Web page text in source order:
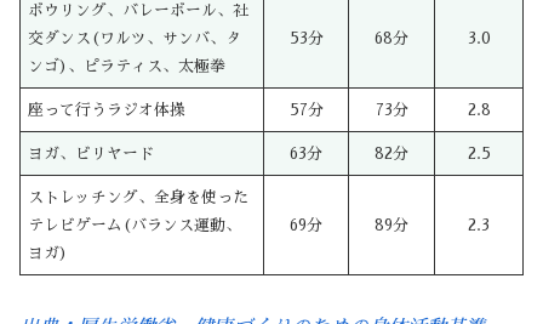
ボウリング、バレーボール、社
交ダンス(ワルツ、サンバ、タ
ンゴ)、ピラティス、太極拳
53分 68分 3.0
座って行うラジオ体操 57分 73分 2.8
ヨガ、ビリヤード 63分 82分 2.5
ストレッチング、全身を使った
テレビゲーム(バランス運動、
ヨガ)
69分 89分 2.3